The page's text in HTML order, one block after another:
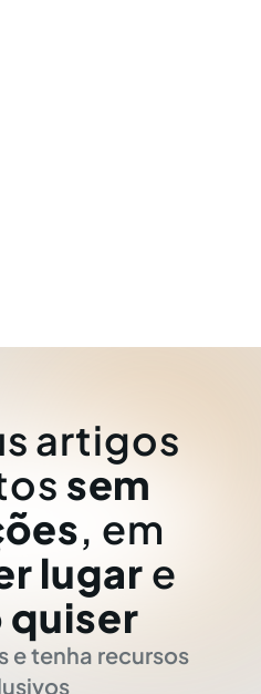
artigos
sem
, em
lugar e
quiser
e tenha recursos